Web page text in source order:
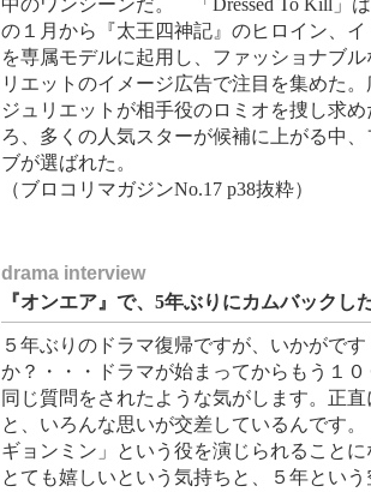
中のワンシーンだ。 「Dressed To Kill」
の１月から『太王四神記』のヒロイン、イ
を専属モデルに起用し、ファッショナブル
リエットのイメージ広告で注目を集めた。
ジュリエットが相手役のロミオを捜し求め
ろ、多くの人気スターが候補に上がる中
ブが選ばれた。
（ブロコリマガジンNo.17 p38抜粋）
drama interview
『オンエア』で、5年ぶりにカムバックし
５年ぶりのドラマ復帰ですが、いかがです
か？・・・ドラマが始まってからもう１０
同じ質問をされたような気がします。正直
と、いろんな思いが交差しているんです。
ギョンミン」という役を演じられることに
とても嬉しいという気持ちと、５年という